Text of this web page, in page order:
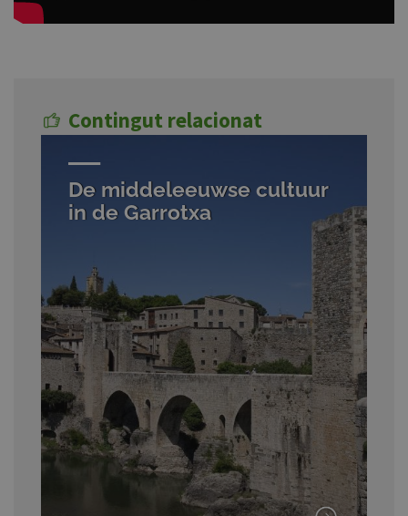
Contingut relacionat
De middeleeuwse cultuur
in de Garrotxa